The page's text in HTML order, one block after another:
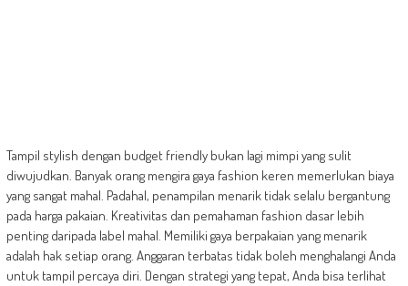
Tampil stylish dengan budget friendly bukan lagi mimpi yang sulit
diwujudkan. Banyak orang mengira gaya fashion keren memerlukan biaya
yang sangat mahal. Padahal, penampilan menarik tidak selalu bergantung
pada harga pakaian. Kreativitas dan pemahaman fashion dasar lebih
penting daripada label mahal. Memiliki gaya berpakaian yang menarik
adalah hak setiap orang. Anggaran terbatas tidak boleh menghalangi Anda
untuk tampil percaya diri. Dengan strategi yang tepat, Anda bisa terlihat